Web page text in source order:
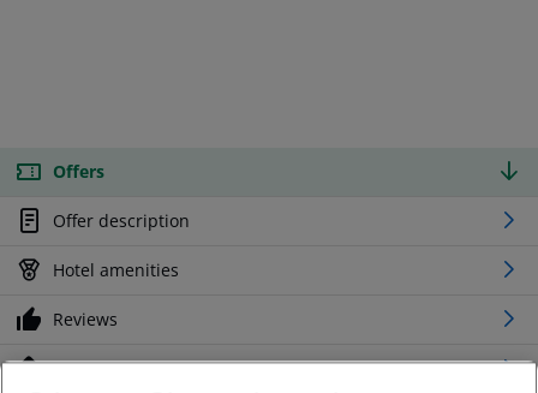
Offers
Offer description
Hotel amenities
Reviews
Location